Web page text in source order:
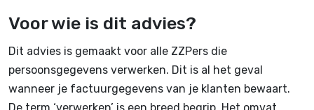
Voor wie is dit advies?
Dit advies is gemaakt voor alle ZZPers die
persoonsgegevens verwerken. Dit is al het geval
wanneer je factuurgegevens van je klanten bewaart.